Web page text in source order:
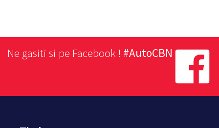
Ne gasiti si pe Facebook ! #AutoCBN